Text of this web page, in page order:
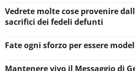
Vedrete molte cose provenire
sacrifici dei fedeli defunti
Fate ogni sforzo per essere
Mantenere vivo il Messaggio di